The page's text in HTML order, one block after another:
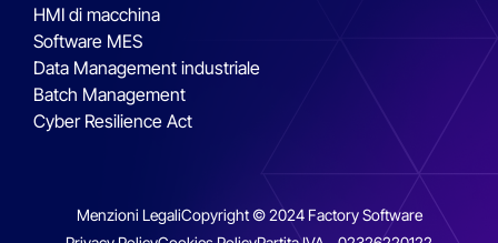
HMI di macchina
Software MES
Data Management industriale
Batch Management
Cyber Resilience Act
Menzioni LegaliCopyright © 2024 Factory Software